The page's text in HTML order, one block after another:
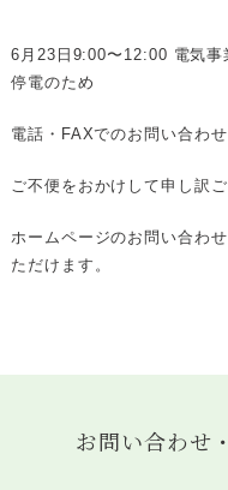
6月23日9:00〜12:00 電気事
停電のため
電話・FAXでのお問い合わ
ご不便をおかけして申し訳ご
ホームページのお問い合わ
ただけます。
お問い合わせ